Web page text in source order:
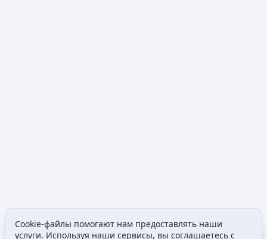
Просмотры
Cookie-файлы помогают нам предоставлять наши
услуги. Используя наши сервисы, вы соглашаетесь с